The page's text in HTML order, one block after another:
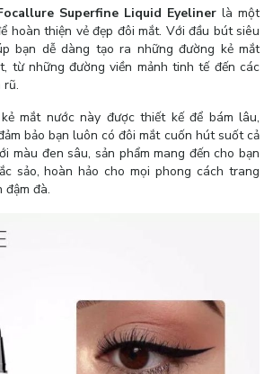
Superfine Liquid Eyeliner là một
hoàn thiện vẻ đẹp đôi mắt. Với đầu bút siêu
bạn dễ dàng tạo ra những đường kẻ mắt
từ những đường viền mảnh tinh tế đến các
rũ.
mắt nước này được thiết kế để bám lâu,
bảo bạn luôn có đôi mắt cuốn hút suốt cả
màu đen sâu, sản phẩm mang đến cho bạn
sảo, hoàn hảo cho mọi phong cách trang
đậm đà.